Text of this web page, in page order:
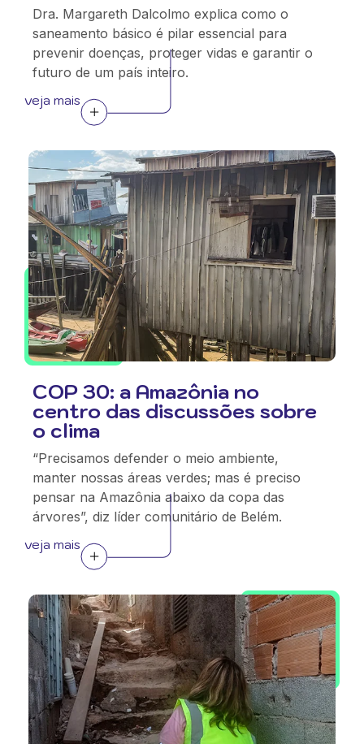
Dra. Margareth Dalcolmo explica como o
saneamento básico é pilar essencial para
prevenir doenças, proteger vidas e garantir o
futuro de um país inteiro.
veja mais
COP 30: a Amazônia no
centro das discussões sobre
o clima
“Precisamos defender o meio ambiente,
manter nossas áreas verdes; mas é preciso
pensar na Amazônia abaixo da copa das
árvores”, diz líder comunitário de Belém.
veja mais